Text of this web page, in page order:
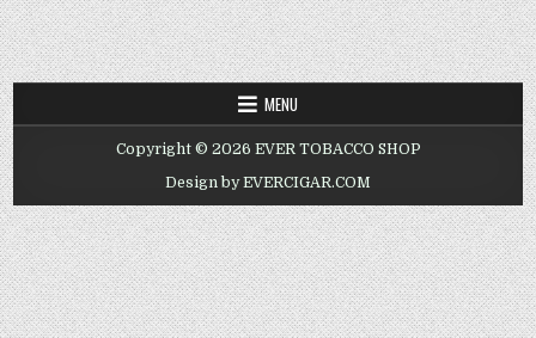
MENU
Copyright © 2026 EVER TOBACCO SHOP
Design by EVERCIGAR.COM